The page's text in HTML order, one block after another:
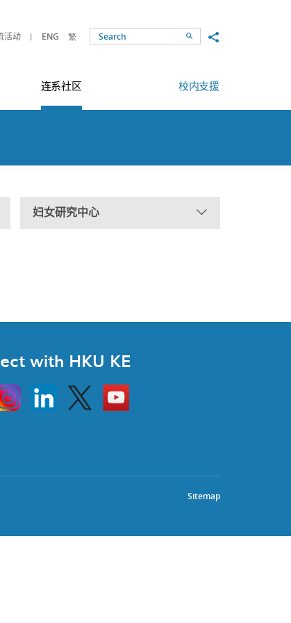
活动 ENG 繁 SearchShare to
连系社区 校内支援
妇女研究中心
with HKU KE
Linkedin Twitter
Go
to
HKU
Sitemap